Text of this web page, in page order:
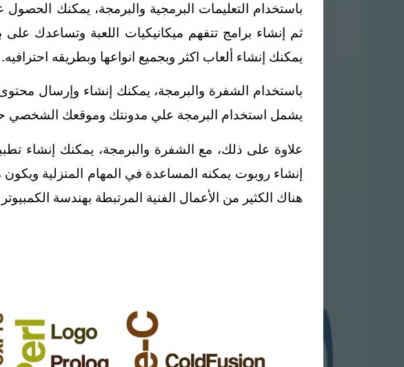
باستخدام التعليمات البرمجية والبرمجة، يمكنك
ثم إنشاء برامج تتفهم ميكانيكيات اللعبة وتساعدك
يمكنك إنشاء ألعاب اكثر وبجميع انواعها وبطريقه احترافيه.
باستخدام الشفرة والبرمجة، يمكنك إنشاء وإرسال
يشمل استخدام البرمجة علي مدونتك وموقعك الشخصي
علاوة على ذلك، مع الشفرة والبرمجة، يمكنك إنشاء
إنشاء روبوت يمكنه المساعدة في المهام المنزلية
هناك الكثير من الأعمال الفنية المرتبطة بهندسة